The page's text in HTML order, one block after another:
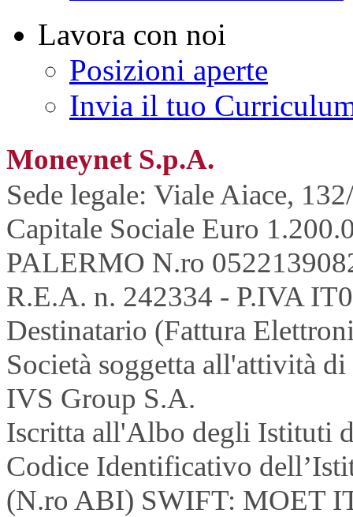
Lavora con noi
Posizioni aperte
Invia il tuo
Moneynet S.p.A.
Sede legale: Viale Aiace,
Capitale Sociale Euro
PALERMO N.ro
R.E.A. n. 242334 - P.IVA
Destinatario (Fattura
Società soggetta all'attività
IVS Group S.A.
Iscritta all'Albo degli Istituti
Codice Identificativo
(N.ro ABI) SWIFT: MOET